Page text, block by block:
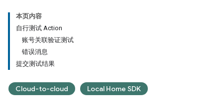
本页内容
自行测试 Action
账号关联验证测试
错误消息
提交测试结果
Cloud-to-cloud Local Home SDK